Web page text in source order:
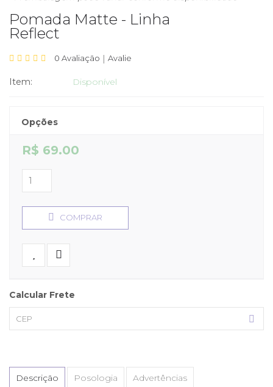
Pomada Matte - Linha
Reflect
0 Avaliação Avalie
Item: Disponível
Opções
R$ 69.00
COMPRAR
Calcular Frete
Descrição Posologia Advertências